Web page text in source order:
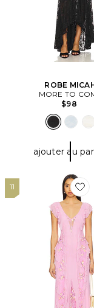
ROBE
MORE TO
$98
ajouter au
11